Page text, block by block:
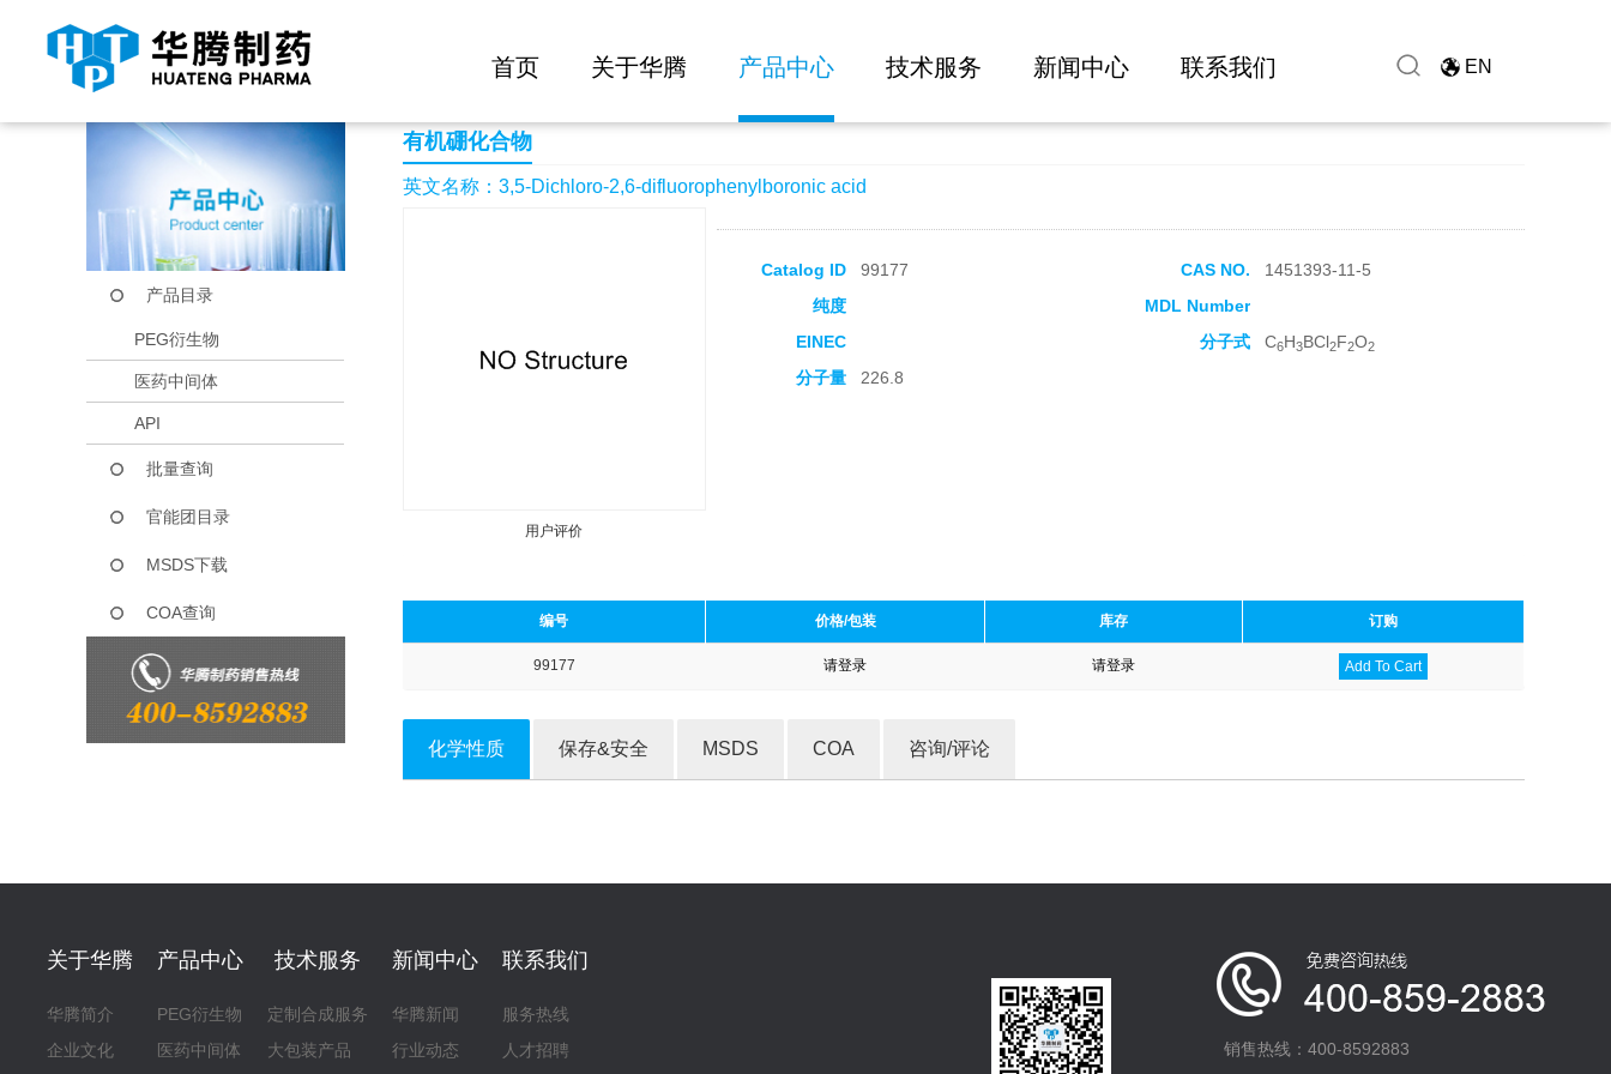
首页 关于华腾 产品中心 技术服务 新闻中心 联系我们 EN
当前位置： 首页 产品中心 3,5-Dichloro-2,6-difluorophenylboronic acid
产品目录
PEG衍生物
医药中间体
API
批量查询
官能团目录
MSDS下载
COA查询
有机硼化合物
英文名称：3,5-Dichloro-2,6-difluorophenylboronic acid
用户评价
Catalog ID 99177 CAS NO.
1451393-11-5
纯度
MDL Number
EINEC
分子式 C6H3BCl2F2O2
分子量 226.8
编号 价格/包装 库存 订购
99177 请登录 请登录 Add To Cart
化学性质 保存&安全 MSDS COA 咨询/评论
关于华腾
华腾简介
企业文化
产品中心
PEG衍生物
医药中间体
技术服务
定制合成服务
大包装产品
新闻中心
华腾新闻
行业动态
联系我们
服务热线
人才招聘
销售热线：400-8592883